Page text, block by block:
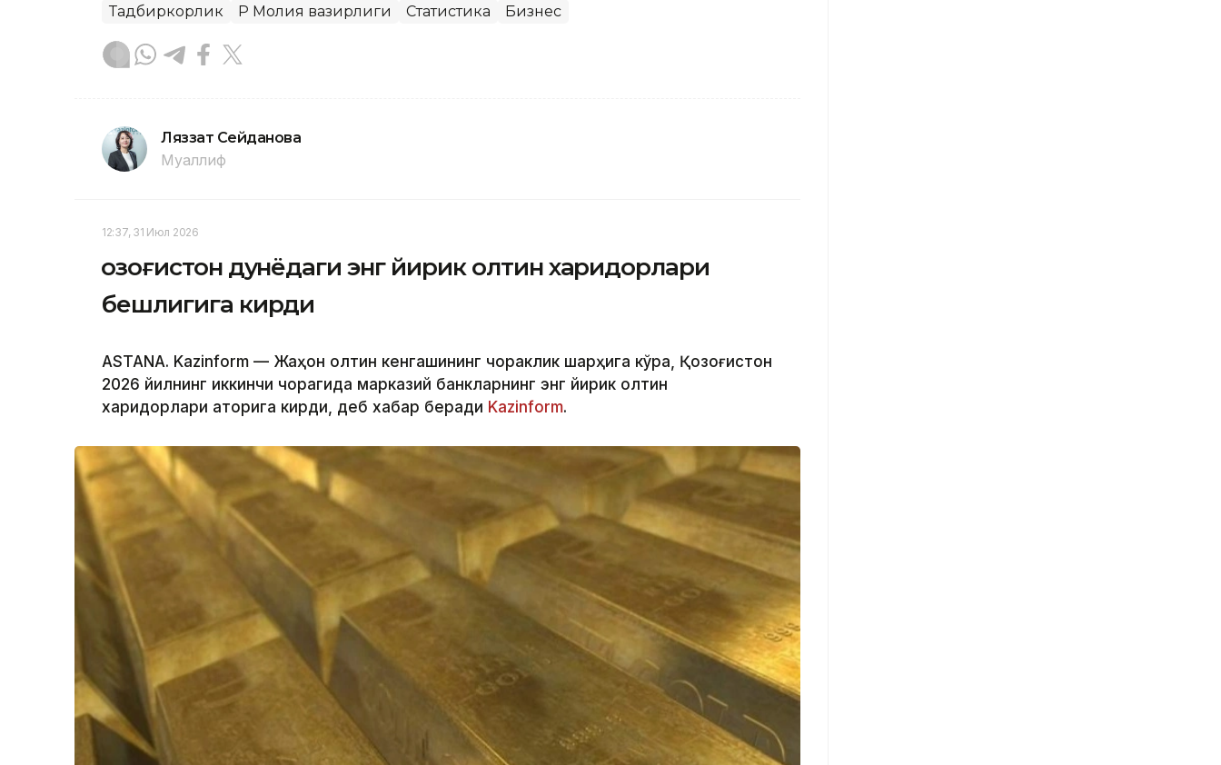
Тадбиркорлик ҚР Молия вазирлиги Статистика Бизнес
Ляззат Сейданова
Муаллиф
12:37, 31 Июл 2026
Қозоғистон дунёдаги энг йирик олтин харидорлари
бешлигига кирди
ASTANA. Kazinform — Жаҳон олтин кенгашининг чораклик шарҳига кўра, Қозоғистон
2026 йилнинг иккинчи чорагида марказий банкларнинг энг йирик олтин
харидорлари қаторига кирди, деб хабар беради Kazinform.